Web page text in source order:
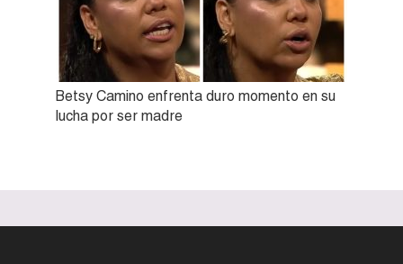
Betsy Camino enfrenta duro momento en su
lucha por ser madre